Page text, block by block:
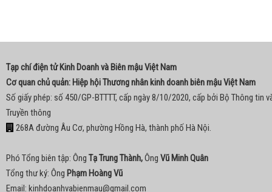
Tạp chí điện tử Kinh Doanh và Biên mậu Việt Nam
Cơ quan chủ quản: Hiệp hội Thương nhân kinh doanh biên mậu Việt Nam
Số giấy phép: số 450/GP-BTTTT, cấp ngày 8/10/2020, cấp bởi Bộ Thông tin
Truyền thông
268A đường Âu Cơ, phường Hồng Hà, thành phố Hà Nội.
Phó Tổng biên tập: Ông Tạ Trung Thành,Ông Vũ Minh Quân
Tổng thư ký: Ông Phạm Hoàng Vũ
Email: kinhdoanhvabienmau@gmail.com